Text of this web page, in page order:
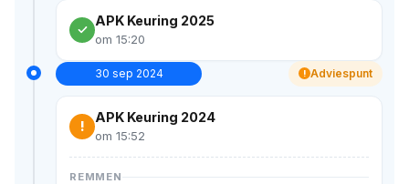
APK Keuring 2025
om 15:20
30 sep 2024 ! Adviespunt
!
APK Keuring 2024
om 15:52
REMMEN